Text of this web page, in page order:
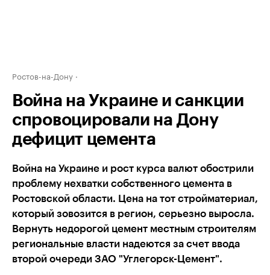
Ростов-на-Дону
Война на Украине и санкции
спровоцировали на Дону
дефицит цемента
Война на Украине и рост курса валют обострили
проблему нехватки собственного цемента в
Ростовской области. Цена на тот стройматериал,
который зовозится в регион, серьезно выросла.
Вернуть недорогой цемент местным строителям
региональные власти надеются за счет ввода
второй очереди ЗАО "Углегорск-Цемент".